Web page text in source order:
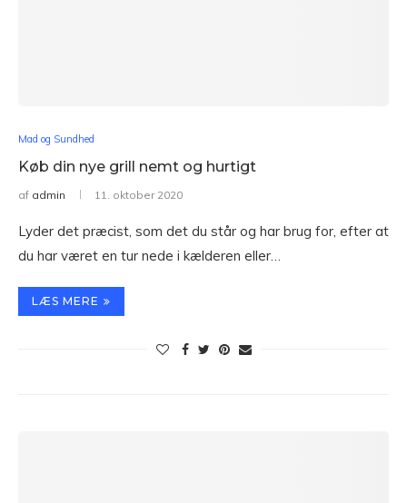
Mad og Sundhed
Køb din nye grill nemt og hurtigt
af admin 11. oktober 2020
Lyder det præcist, som det du står og har brug for, efter at
du har været en tur nede i kælderen eller…
LÆS MERE